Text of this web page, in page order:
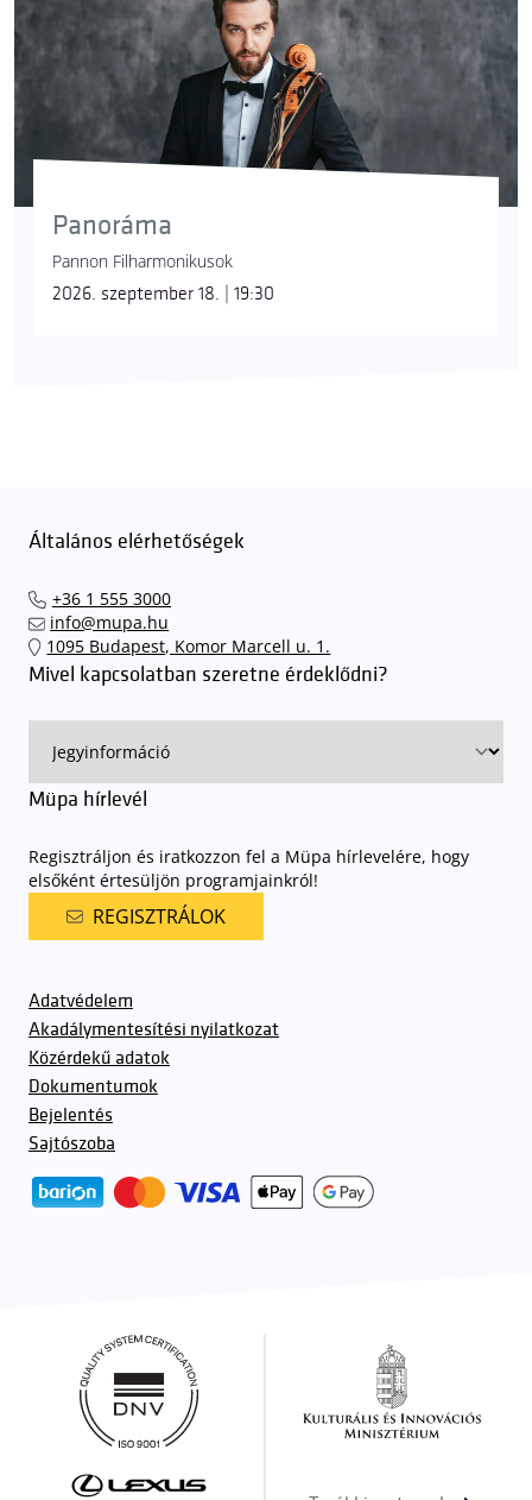
Panoráma
Pannon Filharmonikusok
2026. szeptember 18. | 19:30
Általános elérhetőségek
+36 1 555 3000
info@mupa.hu
1095 Budapest, Komor Marcell u. 1.
Mivel kapcsolatban szeretne érdeklődni?
Müpa hírlevél
Regisztráljon és iratkozzon fel a Müpa hírlevelére, hogy
elsőként értesüljön programjainkról!
REGISZTRÁLOK
Adatvédelem
Akadálymentesítési nyilatkozat
Közérdekű adatok
Dokumentumok
Bejelentés
Sajtószoba